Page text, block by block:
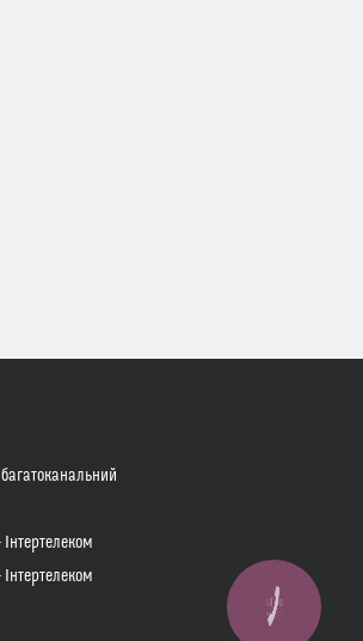
багатоканальний
Інтертелеком
Інтертелеком
КНОПКА
ЗВ'ЯЗКУ